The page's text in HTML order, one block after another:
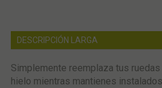
DESCRIPCIÓN LARGA
Simplemente reemplaza tus
hielo mientras mantienes